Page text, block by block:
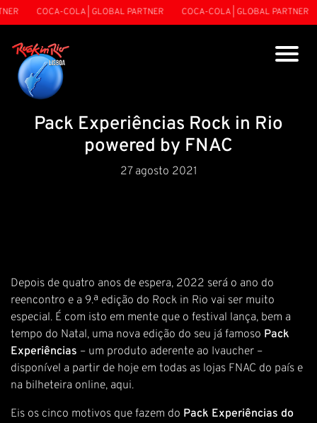
COCA-COLA | GLOBAL PARTNER COCA-COLA | GLOBAL PARTNER
Pack Experiências Rock in Rio
powered by FNAC
27 agosto 2021
Depois de quatro anos de espera, 2022 será o ano do
reencontro e a 9.ª edição do Rock in Rio vai ser muito
especial. É com isto em mente que o festival lança, bem a
tempo do Natal, uma nova edição do seu já famoso Pack
Experiências – um produto aderente ao Ivaucher –
disponível a partir de hoje em todas as lojas FNAC do país e
na bilheteira online, aqui.
Eis os cinco motivos que fazem do Pack Experiências do